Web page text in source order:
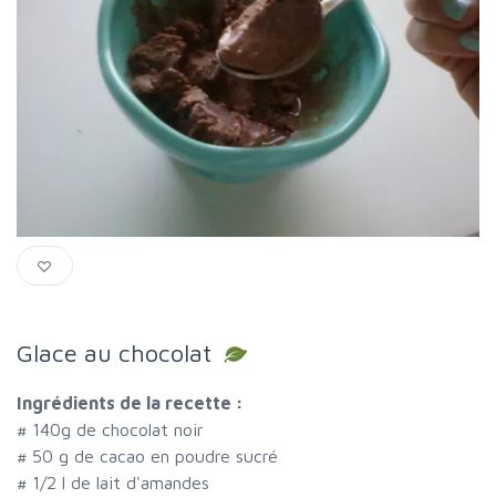
Glace au chocolat
Ingrédients de la recette :
# 140g de chocolat noir
# 50 g de cacao en poudre sucré
# 1/2 l de lait d'amandes